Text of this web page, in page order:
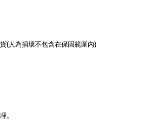
(人為損壞不包含在保固範圍內)
。